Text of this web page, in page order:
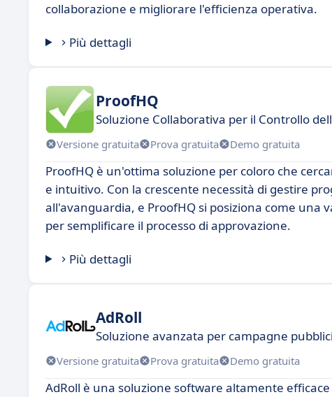
collaborazione e migliorare l'efficienza operativa.
Più dettagli
ProofHQ
Soluzione Collaborativa per il Controllo
Versione gratuita Prova gratuita Demo gratuita
ProofHQ è un'ottima soluzione per coloro che
e intuitivo. Con la crescente necessità di gestire
all'avanguardia, e ProofHQ si posiziona come
per semplificare il processo di approvazione.
Più dettagli
AdRoll
Soluzione avanzata per campagne
Versione gratuita Prova gratuita Demo gratuita
AdRoll è una soluzione software altamente